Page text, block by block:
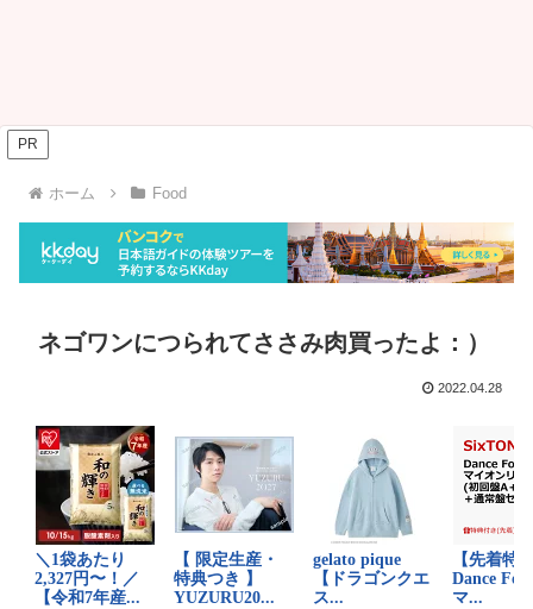
PR
ホーム Food
ネゴワンにつられてささみ肉買ったよ：）
2022.04.28